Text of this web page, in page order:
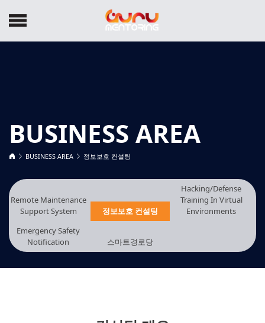
BUSINESS AREA
BUSINESS AREA 정보보호 컨설팅
Remote Maintenance
Support System
정보보호 컨설팅
Hacking/Defense
Training In Virtual
Environments
Emergency Safety
Notification
스마트경로당